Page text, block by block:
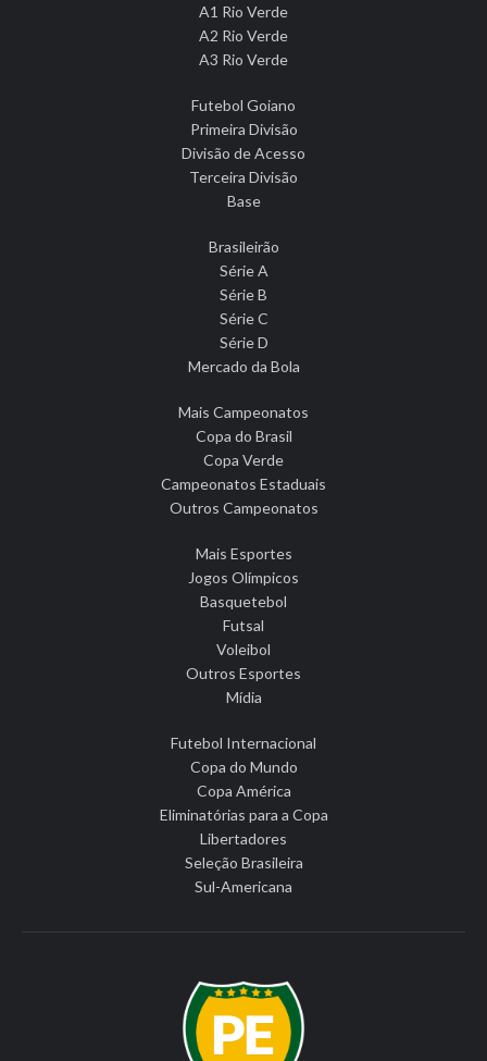
A1 Rio Verde
A2 Rio Verde
A3 Rio Verde
Futebol Goiano
Primeira Divisão
Divisão de Acesso
Terceira Divisão
Base
Brasileirão
Série A
Série B
Série C
Série D
Mercado da Bola
Mais Campeonatos
Copa do Brasil
Copa Verde
Campeonatos Estaduais
Outros Campeonatos
Mais Esportes
Jogos Olímpicos
Basquetebol
Futsal
Voleibol
Outros Esportes
Mídia
Futebol Internacional
Copa do Mundo
Copa América
Eliminatórias para a Copa
Libertadores
Seleção Brasileira
Sul-Americana